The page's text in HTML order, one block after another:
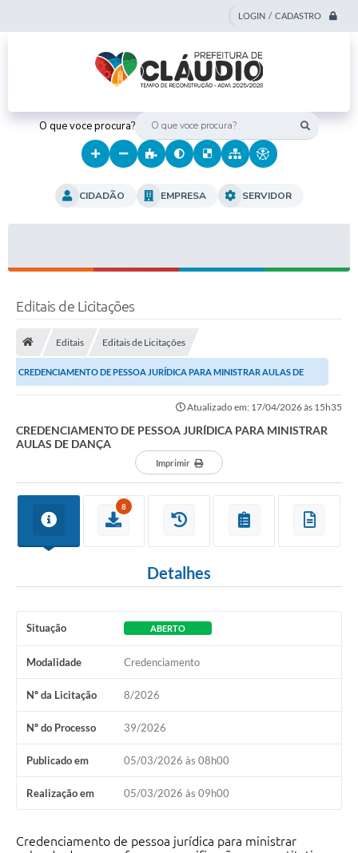
LOGIN / CADASTRO
O que voce procura?
CIDADÃO EMPRESA SERVIDOR
Editais de Licitações
Editais Editais de Licitações
CREDENCIAMENTO DE PESSOA JURÍDICA PARA MINISTRAR AULAS DE
Atualizado em: 17/04/2026 às 15h35
CREDENCIAMENTO DE PESSOA JURÍDICA PARA MINISTRAR
AULAS DE DANÇA
Imprimir
8
Detalhes
Situação ABERTO
Modalidade Credenciamento
Nº da Licitação 8/2026
Nº do Processo 39/2026
Publicado em 05/03/2026 às 08h00
Realização em 05/03/2026 às 09h00
Credenciamento de pessoa jurídica para ministrar